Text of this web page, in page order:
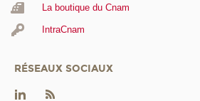
La boutique du Cnam
IntraCnam
RÉSEAUX SOCIAUX